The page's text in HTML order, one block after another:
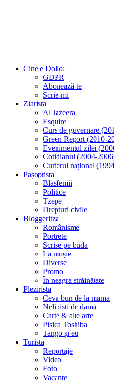
Cine e Dollo:
GDPR
Abonează-te
Scrie-mi
Ziarista
Al Jazeera
Esquire
Curs de guvernare
Green Report (2010-
Evenimentul zilei
Cotidianul (2004-
Curierul național
Pașoptista
Blasfemii
Politice
Tzepe
Drepturi civile
Bloggeritza
Românisme
Portrete
Scrise pe buda
La moșie
Diverse
Promo
În neagra străinătate
Plezirista
Ceva bun de la mama
Nelinisti de dama
Carte & alte arte
Pisica Toshiba
Tango și eu
Turista
Reportaje
Video
Foto
Vacante